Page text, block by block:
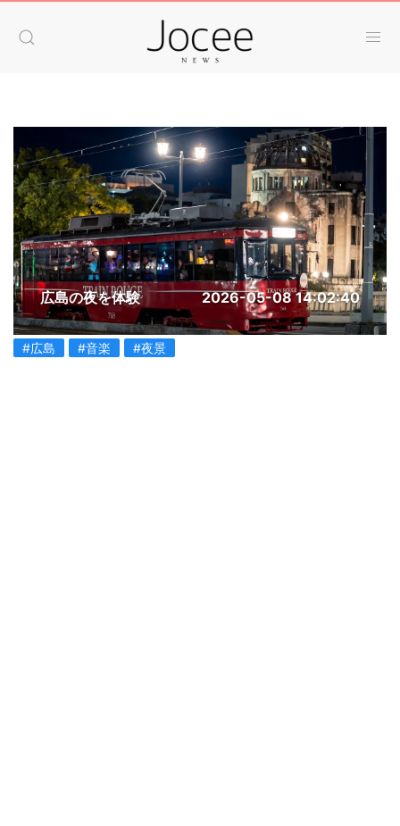
広島の夜を体験 2026-05-08 14:02:40
#広島 #音楽 #夜景